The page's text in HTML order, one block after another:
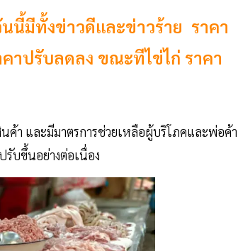
นี้มีทั้งข่าวดีและข่าวร้าย ราคา
ปรับลดลง ขณะทีไข่ไก่ ราคา
ค้า และมีมาตรการช่วยเหลือผู้บริโภคและพ่อค้า
รับขึ้นอย่างต่อเนื่อง